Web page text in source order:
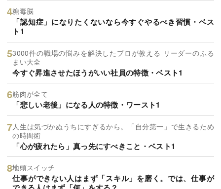
糖毒脳
「認知症」になりたくないなら今すぐやるべき習慣・ベス
ト1
3000件の職場の悩みを解決したプロが教える リーダーのふる
まい大全
今すぐ昇進させたほうがいい社員の特徴・ベスト1
筋肉が全て
「悲しい老後」になる人の特徴・ワースト1
人生は気づかぬうちにすぎるから。「自分第一」で生きるため
の時間術
「心が疲れたら」真っ先にすべきこと・ベスト1
地頭スイッチ
仕事ができない人はまず「スキル」を磨く。では、仕事が